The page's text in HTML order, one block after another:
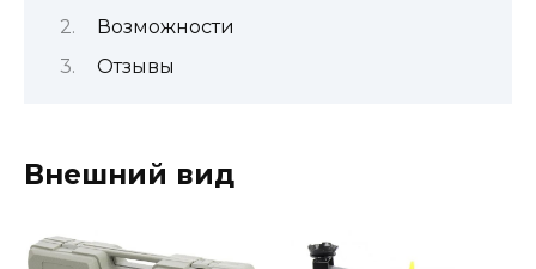
Возможности
Отзывы
Внешний вид